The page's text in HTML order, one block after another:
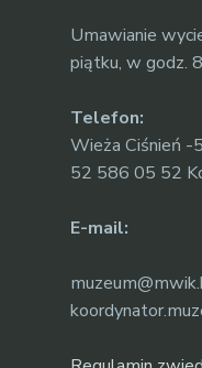
Umawianie
piątku, w godz.
Wieża Ciśnień
52 586 05 52
E-mail: